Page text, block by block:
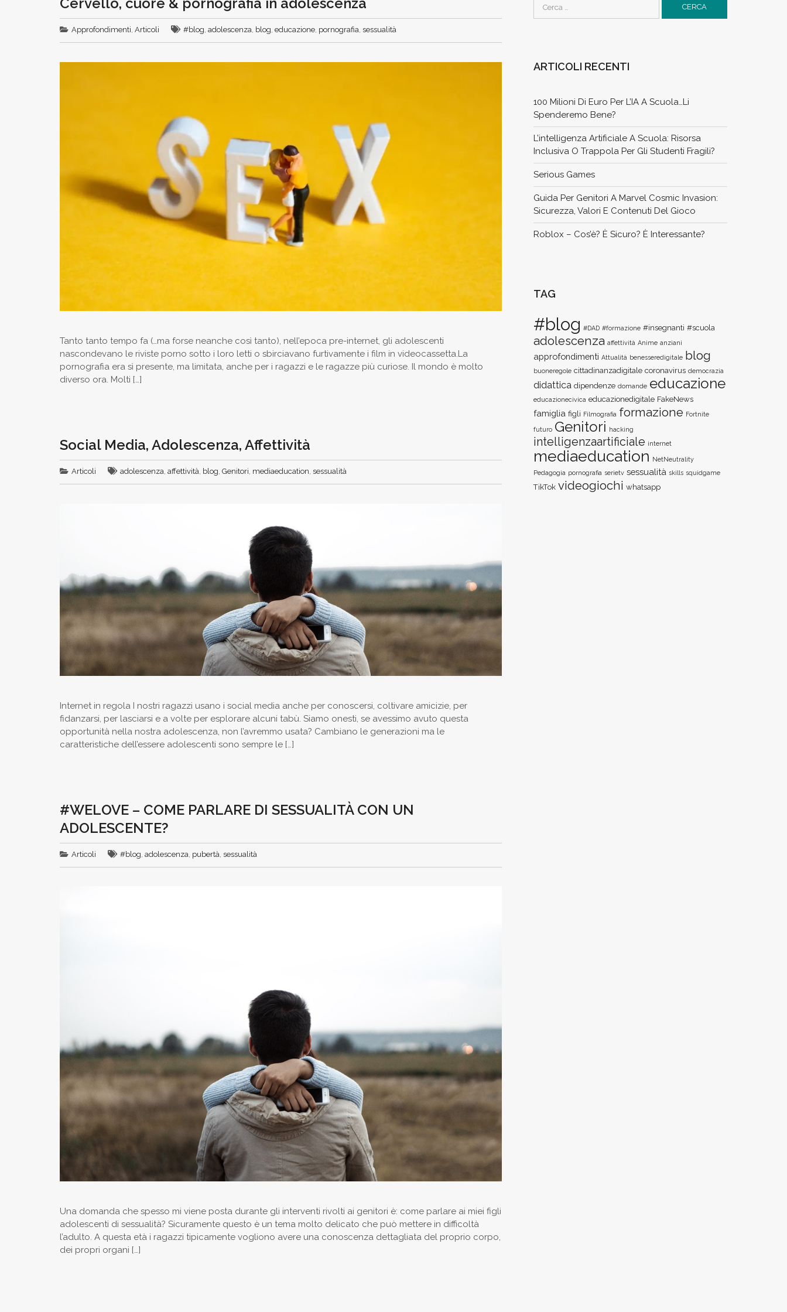
Approfondimenti, Articoli #blog, adolescenza, blog, educazione, pornografia, sessualità
Tanto tanto tempo fa (…ma forse neanche così tanto), nell’epoca pre-internet, gli adolescenti
nascondevano le riviste porno sotto i loro letti o sbirciavano furtivamente i film in videocassetta.La
pornografia era sì presente, ma limitata, anche per i ragazzi e le ragazze più curiose. Il mondo è molto
diverso ora. Molti […]
Social Media, Adolescenza, Affettività
Articoli adolescenza, affettività, blog, Genitori, mediaeducation, sessualità
Internet in regola I nostri ragazzi usano i social media anche per conoscersi, coltivare amicizie, per
fidanzarsi, per lasciarsi e a volte per esplorare alcuni tabù. Siamo onesti, se avessimo avuto questa
opportunità nella nostra adolescenza, non l’avremmo usata? Cambiano le generazioni ma le
caratteristiche dell’essere adolescenti sono sempre le […]
#WELOVE – COME PARLARE DI SESSUALITÀ CON UN
ADOLESCENTE?
Articoli #blog adolescenza pubertà sessualità
Una domanda che spesso mi viene posta durante gli interventi rivolti ai genitori è: come parlare ai miei figli
adolescenti di sessualità? Sicuramente questo è un tema molto delicato che può mettere in difficoltà
l’adulto. A questa età i ragazzi tipicamente vogliono avere una conoscenza dettagliata del proprio corpo,
dei propri organi […]
per:
ARTICOLI RECENTI
100 Milioni Di Euro Per L’IA A Scuola…li
Spenderemo Bene?
L’intelligenza Artificiale A Scuola: Risorsa
Inclusiva O Trappola Per Gli Studenti Fragili?
Serious Games
Guida Per Genitori A Marvel Cosmic Invasion:
Sicurezza, Valori E Contenuti Del Gioco
Roblox – Cos’è? È Sicuro? È Interessante?
TAG
#blog #DAD #formazione #insegnanti #scuola
adolescenza affettività Anime anziani
approfondimenti Attualità benesseredigitale blog
buoneregole cittadinanzadigitale coronavirus democrazia
didattica dipendenze domande educazione
educazionecivica educazionedigitale FakeNews
famiglia figli Filmografia formazione Fortnite
futuro Genitori hacking
intelligenzaartificiale internet
mediaeducation NetNeutrality
Pedagogia pornografia serietv sessualità skills squidgame
TikTok videogiochi whatsapp